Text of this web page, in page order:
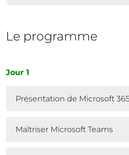
Le programme
Jour 1
Présentation de Microsoft
Maîtriser Microsoft Teams